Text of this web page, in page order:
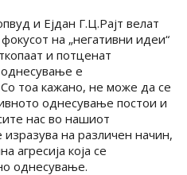
и Ејдан Г.Ц.Рајт велат
на „негативни идеи“
и потценат
однесување е
тоа кажано, не може да се
однесување постои и
нас во нашиот
на различен начин,
агресија која се
однесување.